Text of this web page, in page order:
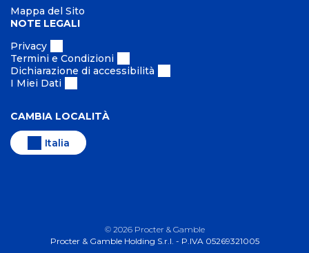
Mappa del Sito
NOTE LEGALI
Privacy
Termini e Condizioni
Dichiarazione di accessibilità
I Miei Dati
CAMBIA LOCALITÀ
Italia
© 2026Procter & Gamble
Procter & Gamble Holding S.r.l. - P.IVA 05269321005